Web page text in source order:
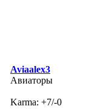
Aviaalex3
Авиаторы
Karma: +7/-0